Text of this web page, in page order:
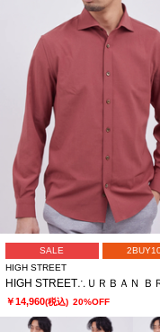
SALE
HIGH STREET
￥14,960(税込) 20%OFF